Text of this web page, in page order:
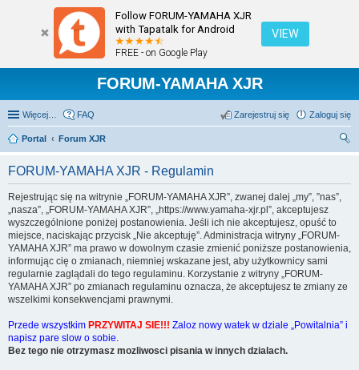
Follow FORUM-YAMAHA XJR
with Tapatalk for Android
FREE - on Google Play
VIEW
FORUM-YAMAHA XJR
Więcej… FAQ Zaloguj się
Zarejestruj się
Portal
Forum XJR
FORUM-YAMAHA XJR - Regulamin
Rejestrując się na witrynie „FORUM-YAMAHA XJR”, zwanej dalej „my”, ”nas”,
„nasza”, „FORUM-YAMAHA XJR”, „https://www.yamaha-xjr.pl”, akceptujesz
wyszczególnione poniżej postanowienia. Jeśli ich nie akceptujesz, opuść to
miejsce, naciskając przycisk „Nie akceptuję”. Administracja witryny „FORUM-
YAMAHA XJR” ma prawo w dowolnym czasie zmienić poniższe postanowienia,
informując cię o zmianach, niemniej wskazane jest, aby użytkownicy sami
regularnie zaglądali do tego regulaminu. Korzystanie z witryny „FORUM-
YAMAHA XJR” po zmianach regulaminu oznacza, że akceptujesz te zmiany ze
wszelkimi konsekwencjami prawnymi.
Przede wszystkim PRZYWITAJ SIE!!! Zaloz nowy watek w dziale „Powitalnia” i
napisz pare slow o sobie.
Bez tego nie otrzymasz mozliwosci pisania w innych dzialach.